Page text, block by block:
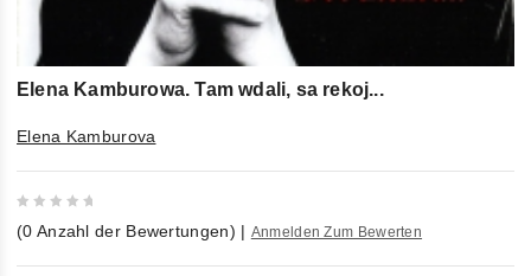
Elena Kamburowa. Tam wdali, sa rekoj...
Elena Kamburova
out
of
(0 Anzahl der Bewertungen) | Anmelden Zum Bewerten